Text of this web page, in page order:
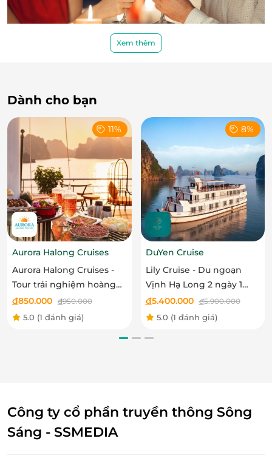
Bắt đầu hành trình với đồ uống chào mừng
Quản lý Du thuyền phổ biến về quy định an toàn và
lịch trình chi tiết trong khi quý khách thưởng thức ly
cocktail bắt mắt, nhâm nhi ly rượu vang hảo hạng
hay tận hưởng tiệc Canapé phong cách Châu Âu thả
hồn phiêu lãng cùng gió biển và cảnh sắc thiên
nhiên đẹp đến nao lòng của miền di sản Hạ Long.
Xem thêm
Dành cho bạn
11%
Aurora Halong Cruises
Aurora Halong Cruises -
Tour trải nghiệm hoàng
hôn trên vịnh Hạ Long
đ850.000 đ950.000
5.0 (1 đánh giá)
8%
DuYen Cruise
Lily Cruise - Du ngoạn
Vịnh Hạ Long 2 ngày 1
đêm
đ5.400.000 đ5.900.000
5.0 (1 đánh giá)
Công ty cổ phần truyền thông Sông
Sáng - SSMEDIA